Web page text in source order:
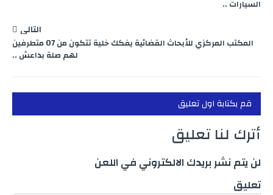
السيارات ..
التالي
المكتب المركزي للأبحاث القضائية يفكك خلية تتكون من 07 متطرفين
لهم صلة بداعش ..
قم بكتابة اول تعليق
أترك لنا تعليق
لن يتم نشر بريدك الالكتروني في اللعن
تعليق